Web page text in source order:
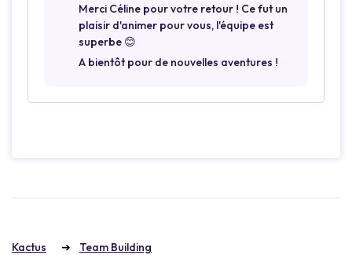
Merci Céline pour votre retour ! Ce fut un
plaisir d'animer pour vous, l'équipe est
superbe 😊
A bientôt pour de nouvelles aventures !
Kactus
Team Building